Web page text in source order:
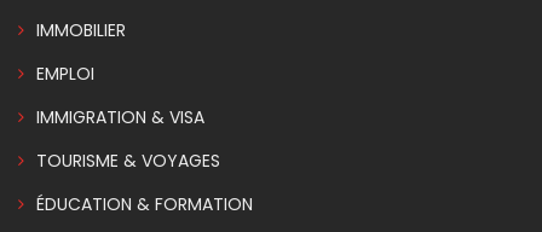
IMMOBILIER
EMPLOI
IMMIGRATION & VISA
TOURISME & VOYAGES
ÉDUCATION & FORMATION